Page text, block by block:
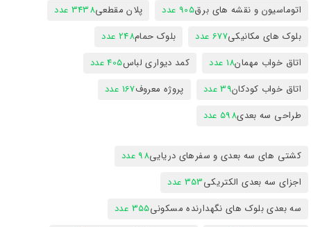
اتوماسیون و نقشه های برق905 عدد پلان مقطعی3438 عدد
بلوک های مکانیکی677 عدد بلوک حمام248 عدد
اتاق خواب مهمان18 عدد کمد دیواری لباس405 عدد
اتاق خواب کودکان39 عدد پروژه معروف167 عدد
طراحی سه بعدی598 عدد
کشتی های سه بعدی و سفرهای دریایی98 عدد
اجزای سه بعدی الکتریکی353 عدد
سه بعدی بلوک های نگهدارنده مسکونی355 عدد